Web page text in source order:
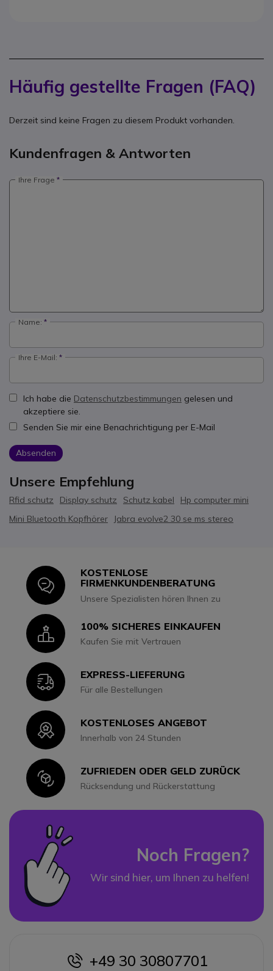
Häufig gestellte Fragen (FAQ)
Derzeit sind keine Fragen zu diesem Produkt vorhanden.
Kundenfragen & Antworten
Ihre Frage
Name:
Ihre E-Mail:
Ich habe die Datenschutzbestimmungen gelesen und
akzeptiere sie.
Senden Sie mir eine Benachrichtigung per E-Mail
Absenden
Unsere Empfehlung
Rfid schutz Display schutz Schutz kabel
Hp computer mini
Mini Bluetooth Kopfhörer
Jabra evolve2 30 se ms stereo
Icon
KOSTENLOSE
FIRMENKUNDENBERATUNG
Unsere Spezialisten hören Ihnen zu
Icon100% SICHERES EINKAUFEN
Kaufen Sie mit Vertrauen
IconEXPRESS-LIEFERUNG
Für alle Bestellungen
IconKOSTENLOSES ANGEBOT
Innerhalb von 24 Stunden
IconZUFRIEDEN ODER GELD ZURÜCK
Rücksendung und Rückerstattung
Noch Fragen?
Wir sind hier, um Ihnen zu helfen!
icon
+49 30 30807701